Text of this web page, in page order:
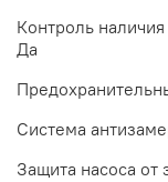
Контроль
Да
Система
Защита насоса от